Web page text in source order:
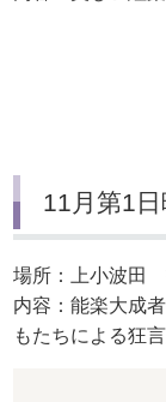
11月第1
場所：上小波田
内容：能楽大成
もたちによる狂